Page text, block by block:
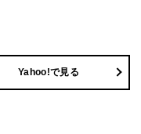
Yahoo!で見る